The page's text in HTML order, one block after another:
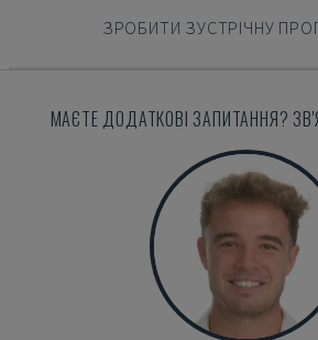
ЗРОБИТИ ЗУСТРІЧНУ
МАЄТЕ ДОДАТКОВІ ЗАПИТАННЯ?